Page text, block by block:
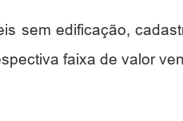
sem edificação,
faixa de valor